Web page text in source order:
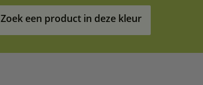
Zoek een product in deze kleur